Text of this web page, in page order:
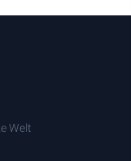
Welt